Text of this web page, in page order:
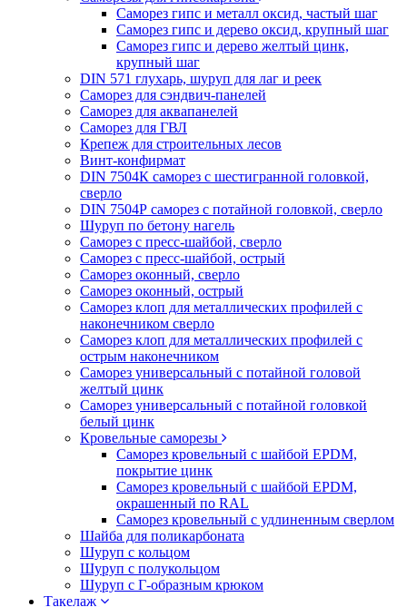
Саморез гипс и металл оксид, частый шаг
Саморез гипс и дерево оксид, крупный шаг
Саморез гипс и дерево желтый цинк,
крупный шаг
DIN 571 глухарь, шуруп для лаг и реек
Саморез для сэндвич-панелей
Саморез для аквапанелей
Саморез для ГВЛ
Крепеж для строительных лесов
Винт-конфирмат
DIN 7504К саморез с шестигранной головкой,
сверло
DIN 7504Р саморез с потайной головкой, сверло
Шуруп по бетону нагель
Саморез с пресс-шайбой, сверло
Саморез с пресс-шайбой, острый
Саморез оконный, сверло
Саморез оконный, острый
Саморез клоп для металлических профилей с
наконечником сверло
Саморез клоп для металлических профилей с
острым наконечником
Саморез универсальный с потайной головой
желтый цинк
Саморез универсальный с потайной головкой
белый цинк
Кровельные саморезы
Саморез кровельный с шайбой EPDM,
покрытие цинк
Саморез кровельный с шайбой EPDM,
окрашенный по RAL
Саморез кровельный с удлиненным сверлом
Шайба для поликарбоната
Шуруп с кольцом
Шуруп с полукольцом
Шуруп с Г-образным крюком
Такелаж